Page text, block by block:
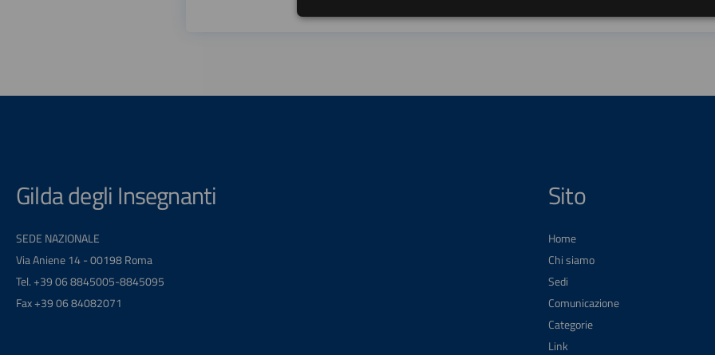
Gilda degli Insegnanti
SEDE NAZIONALE
Via Aniene 14 - 00198 Roma
Tel. +39 06 8845005-8845095
Fax +39 06 84082071
Sito
Home
Chi siamo
Sedi
Comunicazione
Categorie
Link